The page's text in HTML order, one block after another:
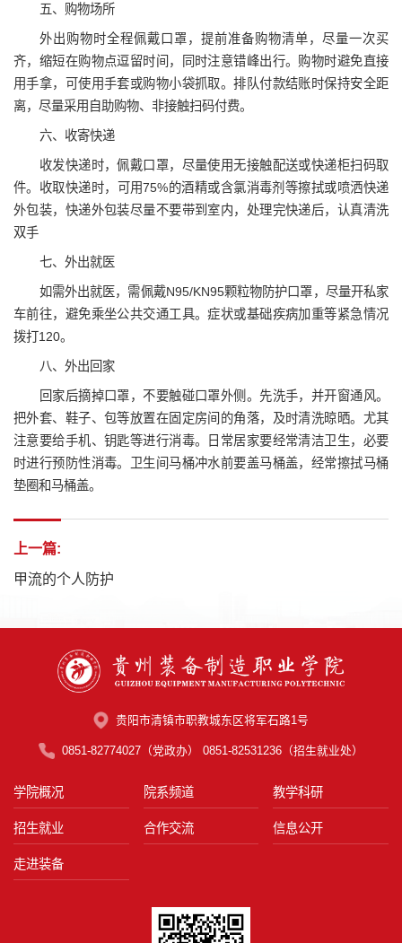
五、购物场所
外出购物时全程佩戴口罩，提前准备购物清单，尽量一次买
齐，缩短在购物点逗留时间，同时注意错峰出行。购物时避免直接
用手拿，可使用手套或购物小袋抓取。排队付款结账时保持安全距
离，尽量采用自助购物、非接触扫码付费。
六、收寄快递
收发快递时，佩戴口罩，尽量使用无接触配送或快递柜扫码取
件。收取快递时，可用75%的酒精或含氯消毒剂等擦拭或喷洒快递
外包装，快递外包装尽量不要带到室内，处理完快递后，认真清洗
双手
七、外出就医
如需外出就医，需佩戴N95/KN95颗粒物防护口罩，尽量开私家
车前往，避免乘坐公共交通工具。症状或基础疾病加重等紧急情况
拨打120。
八、外出回家
回家后摘掉口罩，不要触碰口罩外侧。先洗手，并开窗通风。
把外套、鞋子、包等放置在固定房间的角落，及时清洗晾晒。尤其
注意要给手机、钥匙等进行消毒。日常居家要经常清洁卫生，必要
时进行预防性消毒。卫生间马桶冲水前要盖马桶盖，经常擦拭马桶
垫圈和马桶盖。
上一篇:
甲流的个人防护
贵阳市清镇市职教城东区将军石路1号
0851-82774027（党政办） 0851-82531236（招生就业处）
学院概况 院系频道 教学科研
招生就业 合作交流 信息公开
走进装备